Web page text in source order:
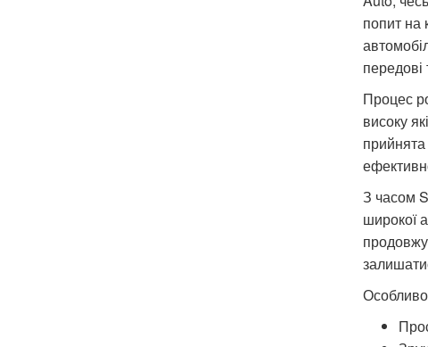
попит на
передові
Процес
високу
З часом
широкої